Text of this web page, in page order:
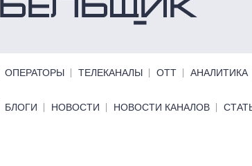
ОПЕРАТОРЫ ТЕЛЕКАНАЛЫ ОТТ АНАЛИТИКА
БЛОГИ НОВОСТИ НОВОСТИ КАНАЛОВ